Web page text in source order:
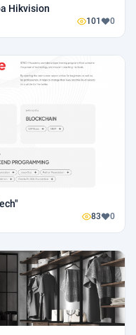
Hikvision
101 0
83 0